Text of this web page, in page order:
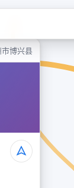
博兴县